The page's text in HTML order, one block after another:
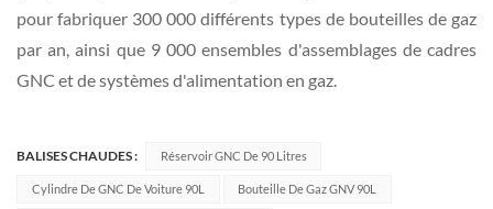
pour fabriquer 300 000 différents types de bouteilles de gaz
par an, ainsi que 9 000 ensembles d'assemblages de cadres
GNC et de systèmes d'alimentation en gaz.
BALISES CHAUDES : Réservoir GNC De 90 Litres
Cylindre De GNC De Voiture 90L Bouteille De Gaz GNV 90L